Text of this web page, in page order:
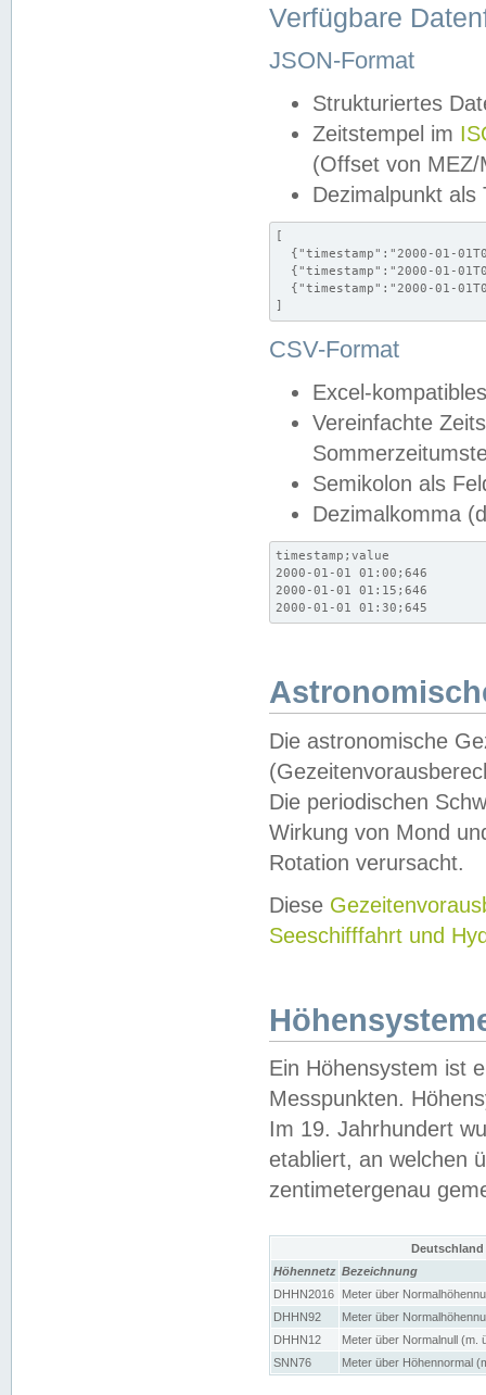
Verfügbare
JSON-Format
Strukturiertes
Zeitstempel im
(Offset von MEZ/
Dezimalpunkt als
[
{"timestamp":"2000-01-
{"timestamp":"2000-01-
{"timestamp":"2000-01-
]
CSV-Format
Excel-
Vereinfachte
Semikolon als
Dezimalkomma
timestamp;value
2000-01-01 01:00;646
2000-01-01 01:15;646
2000-01-01 01:30;645
Die astronomische
Die periodischen
Wirkung von Mond
Rotation verursacht.
Diese
Seeschifffahrt und
Ein Höhensystem ist
Messpunkten.
Im 19. Jahrhundert
etabliert, an welchen
zentimetergenau
Höhennetz Bezeichnung
DHHN2016
Meter über
DHHN92
Meter über
DHHN12
Meter über Normalnull (m.
SNN76
Meter über Höhennormal